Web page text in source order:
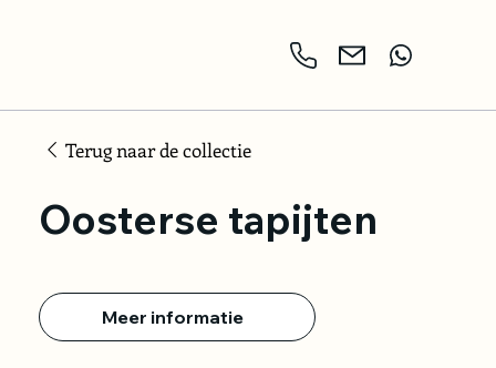
Terug naar de collectie
Oosterse tapijten
Meer informatie